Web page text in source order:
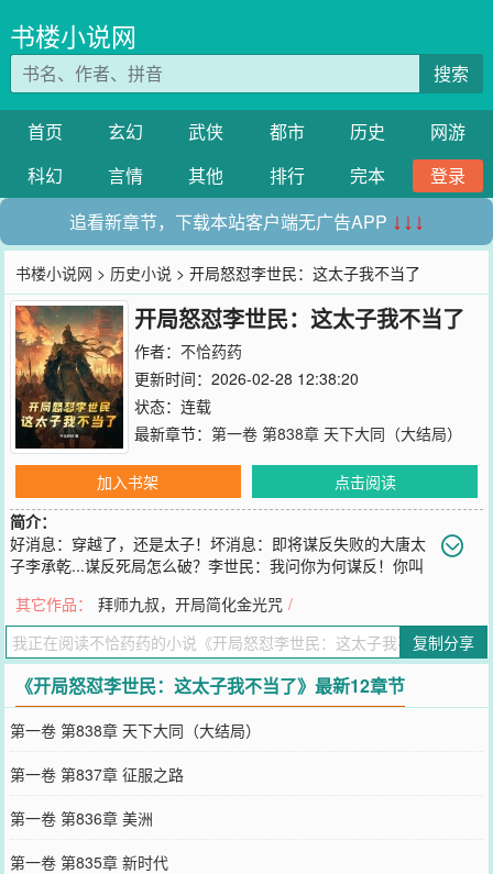
书楼小说网
搜索
首页 玄幻 武侠 都市 历史
网游
科幻
言情 其他 排行 完本
登录
追看新章节，下载本站客户端无广告APP ↓↓↓
书楼小说网 > 历史小说 > 开局怒怼李世民：这太子我不当了
开局怒怼李世民：这太子我不当了
作者： 不恰药药
更新时间：2026-02-28 12:38:20
状态：连载
最新章节： 第一卷 第838章 天下大同（大结局）
加入书架
点击阅读
简介：
好消息：穿越了，还是太子！坏消息：即将谋反失败的大唐太
子李承乾...谋反死局怎么破？李世民：我问你为何谋反！你叫
就能交代了？不经历过玄武门之变的大唐皇帝不是好皇帝！别忘了，
这可是您给起的头！李世民：他好勇哦~有我年轻时那味了~李承乾：
父皇，你说我要是穿着先皇御赐中山郡王蟒服，手捧长孙皇后灵位，
提着魏王李泰的人头一头撞死在你这大殿上，后世史官会如何记载贞
观一朝？李世民：！！！补药啊！朕错了！…………李泰：看我著书
立传！李承乾反手拿出活字印刷术李泰：看我下田耕地收拢民心李承
乾：曲辕犁了解一下？李泰：我感觉自己一直活在别人的阴影里……
多年后，李承乾看着一望无际的大海感叹道：我这一生如履薄冰，你
说我还能走到对岸吗？李世民闻言低头看着世界地图上的北美洲陷入
了沉思...满朝文武：太子殿下收手吧！给其他人留点发挥的空间！
您要是觉得《开局怒怼李世民：这太子我不当了
忘记向您QQ群和微博微信里的朋友推荐哦！
其它作品： 拜师九叔，开局简化金光咒 /
复制分享
《开局怒怼李世民：这太子我不当了》最新12章节
第一卷 第838章 天下大同（大结局）
第一卷 第837章 征服之路
第一卷 第836章 美洲
第一卷 第835章 新时代